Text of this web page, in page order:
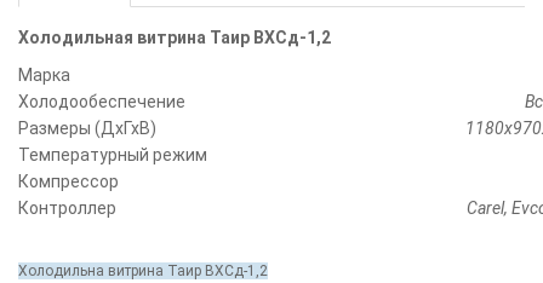
Холодильная витрина Таир ВХСд-1,2
Марка
Холодообеспечение
Размеры (ДхГхВ)
Температурный режим
Компрессор
Контроллер
Carel,
Холодильна витрина Таир ВХСд-1,2